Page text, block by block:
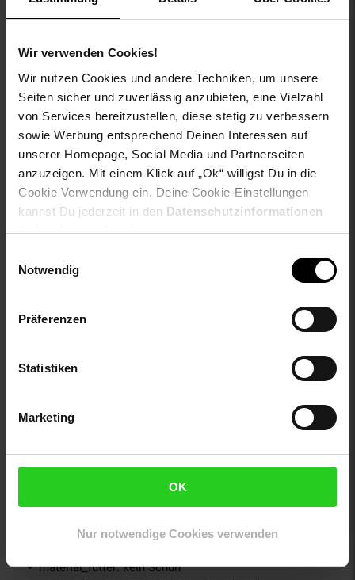
Wir verwenden Cookies!
Wir nutzen Cookies und andere Techniken, um unsere
Seiten sicher und zuverlässig anzubieten, eine Vielzahl
von Services bereitzustellen, diese stetig zu verbessern
sowie Werbung entsprechend Deinen Interessen auf
unserer Homepage, Social Media und Partnerseiten
anzuzeigen. Mit einem Klick auf „Ok“ willigst Du in die
Cookie Verwendung ein. Deine Cookie-Einstellungen
kannst Du jederzeit in den Datenschutzinformationen
ändern bzw. widerrufen.
Notwendig
Präferenzen
Statistiken
Marketing
OK
Nur notwendige Cookies verwenden
Hose einen eleganten Touch. Abgerundet wird das Design
aboutyou-titel: Sweatpants 'Kane Vesterbro'
ay-PFAS: PFAS Frei
ay-material: Obermaterial: 70% Baumwolle, 30% Polyester
ay-material-eigenschaften: Baumwolle
ay-material1: keine Angabe
ay-passform schuh: keine Angabe
ay-pullover-materialart: kein Pullover
ay-schuh-acc material: kein Schuh
ay-schuhdetails: keine Angabe
ay-sondergroessen_produktebene: keine Angabe
buegeln: Nicht bügeln
innen_material: 100% not_applicable
material-fuellung-innenjacke: 100% not_applicable
material-kunstfellkragen: 100% not_applicable
material-oberstoff-innenseite: 100% not_applicable
material-oberstoff-mittlerer-teil: 100% not_applicable
material-oberstoff-rueckseite: 100% not_applicable
material_futter: kein Schuh